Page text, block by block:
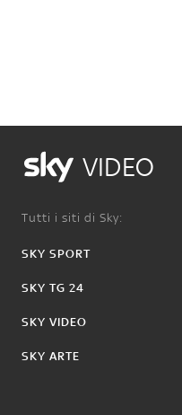
VIDEO
Tutti i siti di Sky:
SKY SPORT
SKY TG 24
SKY VIDEO
SKY ARTE